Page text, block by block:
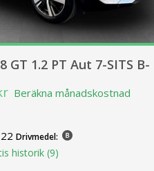
GT 1.2 PT Aut 7-SITS B-
Beräkna månadskostnad
Drivmedel:
historik (9)